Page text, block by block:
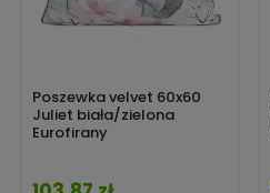
Poszewka velvet 60x60
Juliet biała/zielona
Eurofirany